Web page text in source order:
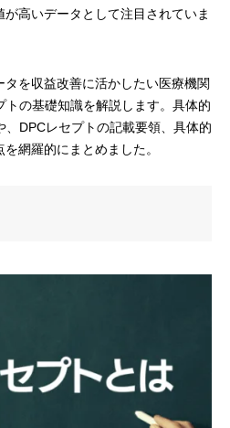
高いデータとして注目されていま
を収益改善に活かしたい医療機関
トの基礎知識を解説します。具体的
、DPCレセプトの記載要領、具体的
網羅的にまとめました。